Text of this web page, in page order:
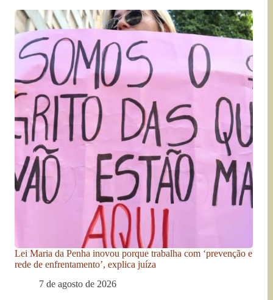
Lei Maria da Penha inovou porque trabalha com ‘prevenção e
rede de enfrentamento’, explica juíza
7 de agosto de 2026